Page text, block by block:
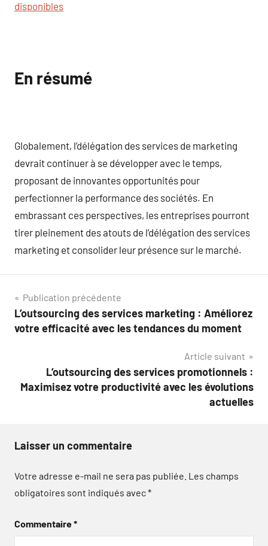
disponibles
En résumé
Globalement, l’délégation des services de marketing
devrait continuer à se développer avec le temps,
proposant de innovantes opportunités pour
perfectionner la performance des sociétés. En
embrassant ces perspectives, les entreprises pourront
tirer pleinement des atouts de l’délégation des services
marketing et consolider leur présence sur le marché.
Navigation
de
Publication précédente
L’outsourcing des services marketing : Améliorez
votre efficacité avec les tendances du moment
Article suivant
L’outsourcing des services promotionnels :
Maximisez votre productivité avec les évolutions
actuelles
Laisser un commentaire
Votre adresse e-mail ne sera pas publiée. Les champs
obligatoires sont indiqués avec*
Commentaire*